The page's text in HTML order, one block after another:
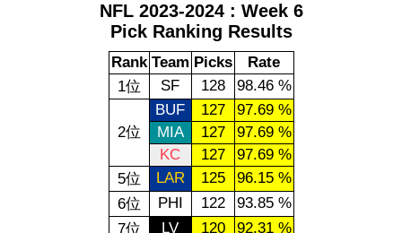
NFL 2023-2024 : Week 6
Pick Ranking Results
Rank Team Picks
Rate
1位
SF 128 98.46 %
2位
BUF 127
97.69 %
MIA
127
97.69 %
KC
127
97.69 %
5位
LAR 125
96.15 %
6位
PHI 122
93.85 %
7位
LV 120
92.31 %